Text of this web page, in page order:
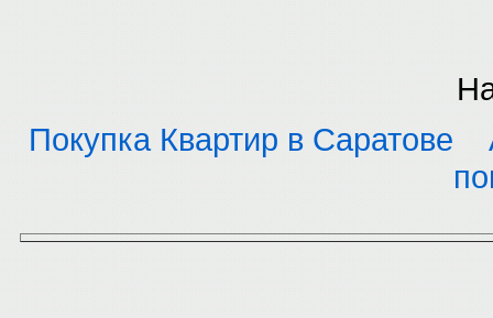
Покупка Квартир в Саратове